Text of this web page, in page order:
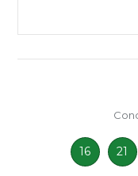
16 21